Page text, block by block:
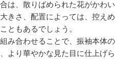
は、散りばめられた花がかわい
きさ、配置によっては、控えめ
ともあるでしょう。
み合わせることで、振袖本体の
より華やかな見た目に仕上げら